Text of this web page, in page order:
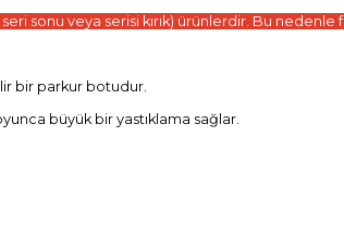
sonu veya serisi kırık) ürünlerdir. Bu
bir parkur botudur.
büyük bir yastıklama sağlar.